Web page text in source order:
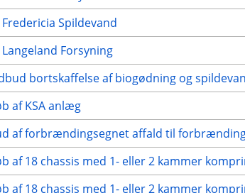
Fredericia Spildevand
Langeland Forsyning
bortskaffelse af biogødning og
af KSA anlæg
af forbrændingsegnet affald til
af 18 chassis med 1- eller 2 kammer
af 18 chassis med 1- eller 2 kammer